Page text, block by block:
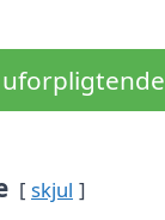
skjul